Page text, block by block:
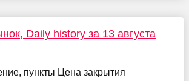
Daily history за 13 августа
пункты Цена закрытия